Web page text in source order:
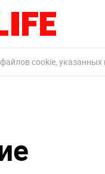
cookie,